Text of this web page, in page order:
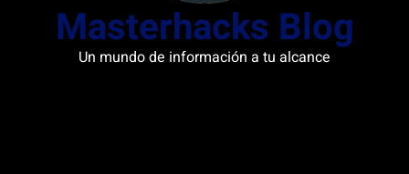
Masterhacks Blog
Un mundo de información a tu alcance